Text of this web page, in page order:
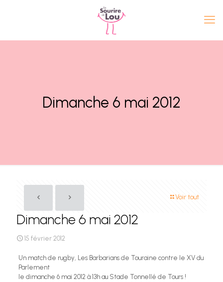
Dimanche 6 mai 2012
Voir tout
Dimanche 6 mai 2012
15 février 2012
Un match de rugby, Les Barbarians de Touraine contre le XV du
Parlement
le dimanche 6 mai 2012 à 13h au Stade Tonnellé de Tours !